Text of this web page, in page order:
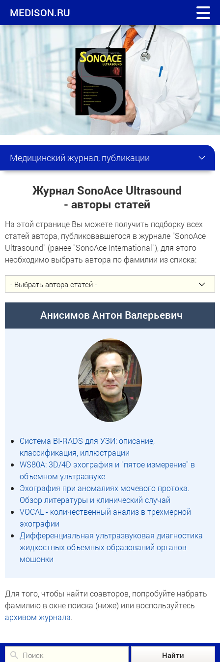
MEDISON.RU
Медицинский журнал, публикации
Журнал SonoAce Ultrasound
- авторы статей
На этой странице Вы можете получить подборку всех
статей автора, публиковавшегося в журнале "SonoAce
Ultrasound" (ранее "SonoAce International"), для этого
необходимо выбрать автора по фамилии из списка:
Анисимов Антон Валерьевич
Система BI-RADS для УЗИ: описание,
классификация, иллюстрации
WS80A: 3D/4D эхография и "пятое измерение" в
объемном ультразвуке
Эхография при аномалиях мочевого протока.
Обзор литературы и клинический случай
VOCAL - количественный анализ в трехмерной
эхографии
Дифференциальная ультразвуковая диагностика
жидкостных объемных образований органов
мошонки
Для того, чтобы найти соавторов, попробуйте набрать
фамилию в окне поиска (ниже) или воспользуйтесь
архивом журнала.